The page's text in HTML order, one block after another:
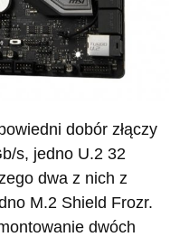
dobór złączy
s, jedno U.2 32
dwa z nich z
M.2 Shield Frozr.
dwóch